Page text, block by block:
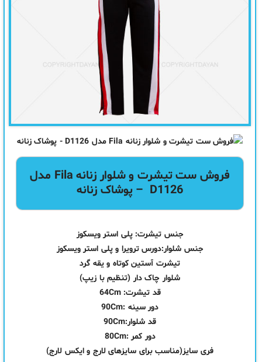
فروش ست
تیشرت و شلوار زنانه Fila مدل
D1126 – پوشاک زنانه
جنس تیشرت: پلی استر ویسکوز
جنس شلوار:دورس ترویرا و پلی استر ویسکوز
تیشرت آستین کوتاه و یقه گرد
شلوار چاک دار (تنظیم با زیپ)
قد تیشرت: 64Cm
دور سینه :90Cm
قد شلوار:90Cm
دور کمر :80Cm
فری سایز(مناسب برای سایزهای لارج و ایکس لارج)